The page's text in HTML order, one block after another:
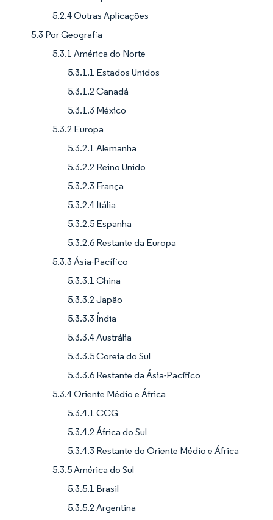
5.2.4 Outras Aplicações
5.3 Por Geografia
5.3.1 América do Norte
5.3.1.1 Estados Unidos
5.3.1.2 Canadá
5.3.1.3 México
5.3.2 Europa
5.3.2.1 Alemanha
5.3.2.2 Reino Unido
5.3.2.3 França
5.3.2.4 Itália
5.3.2.5 Espanha
5.3.2.6 Restante da Europa
5.3.3 Ásia-Pacífico
5.3.3.1 China
5.3.3.2 Japão
5.3.3.3 Índia
5.3.3.4 Austrália
5.3.3.5 Coreia do Sul
5.3.3.6 Restante da Ásia-Pacífico
5.3.4 Oriente Médio e África
5.3.4.1 CCG
5.3.4.2 África do Sul
5.3.4.3 Restante do Oriente Médio e África
5.3.5 América do Sul
5.3.5.1 Brasil
5.3.5.2 Argentina